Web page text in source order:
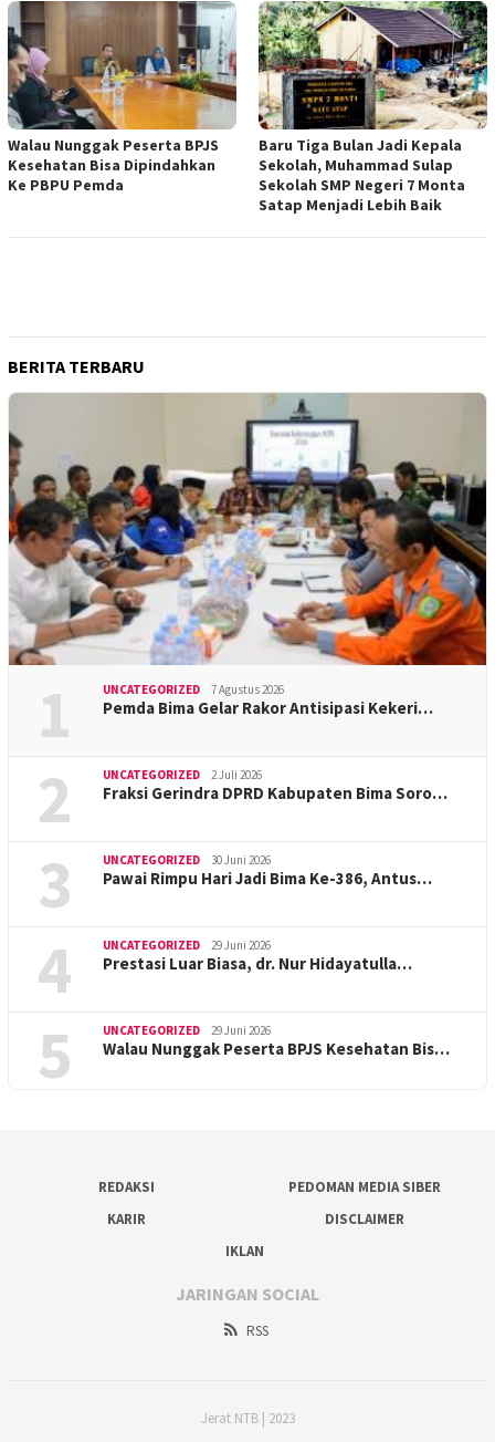
Walau Nunggak Peserta BPJS
Kesehatan Bisa Dipindahkan
Ke PBPU Pemda
Baru Tiga Bulan Jadi Kepala
Sekolah, Muhammad Sulap
Sekolah SMP Negeri 7 Monta
Satap Menjadi Lebih Baik
BERITA TERBARU
1 UNCATEGORIZED 7 Agustus 2026
Pemda Bima Gelar Rakor Antisipasi Kekeri…
2 UNCATEGORIZED 2 Juli 2026
Fraksi Gerindra DPRD Kabupaten Bima Soro…
3 UNCATEGORIZED 30 Juni 2026
Pawai Rimpu Hari Jadi Bima Ke-386, Antus…
4 UNCATEGORIZED 29 Juni 2026
Prestasi Luar Biasa, dr. Nur Hidayatulla…
5 UNCATEGORIZED 29 Juni 2026
Walau Nunggak Peserta BPJS Kesehatan Bis…
REDAKSI
PEDOMAN MEDIA SIBER
KARIR
DISCLAIMER
IKLAN
JARINGAN SOCIAL
RSS
Jerat NTB | 2023